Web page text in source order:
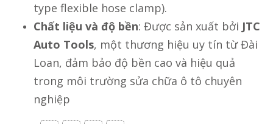
type flexible hose clamp).
Chất liệu và độ bền: Được sản xuất bởi JTC
Auto Tools, một thương hiệu uy tín từ Đài
Loan, đảm bảo độ bền cao và hiệu quả
trong môi trường sửa chữa ô tô chuyên
nghiệp